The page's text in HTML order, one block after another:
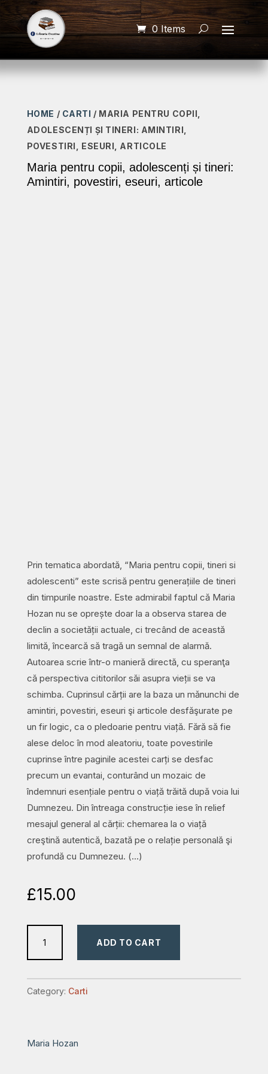
0 Items
HOME / CARTI / MARIA PENTRU COPII,
ADOLESCENȚI ȘI TINERI: AMINTIRI,
POVESTIRI, ESEURI, ARTICOLE
Maria pentru copii, adolescenți și tineri:
Amintiri, povestiri, eseuri, articole
Prin tematica abordată, “Maria pentru copii, tineri si
adolescenti” este scrisă pentru generațiile de tineri
din timpurile noastre. Este admirabil faptul că Maria
Hozan nu se oprește doar la a observa starea de
declin a societății actuale, ci trecând de această
limită, încearcă să tragă un semnal de alarmă.
Autoarea scrie într-o manieră directă, cu speranţa
că perspectiva cititorilor săi asupra vieții se va
schimba. Cuprinsul cărții are la baza un mǎnunchi de
amintiri, povestiri, eseuri şi articole desfăşurate pe
un fir logic, ca o pledoarie pentru viață. Fără să fie
alese deloc în mod aleatoriu, toate povestirile
cuprinse între paginile acestei carți se desfac
precum un evantai, conturând un mozaic de
îndemnuri esențiale pentru o viață trăită după voia lui
Dumnezeu. Din întreaga construcție iese în relief
mesajul general al cărții: chemarea la o viață
creştină autentică, bazată pe o relație personală şi
profundă cu Dumnezeu. (…)
£15.00
pentru
adolescenți
și
povestiri,
ADD TO CART
Category: Carti
Maria Hozan